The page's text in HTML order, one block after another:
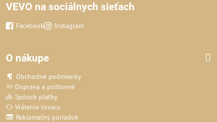
VEVO na sociálnych sieťach
Facebook Instagram
O nákupe
Obchodné podmienky
Doprava a poštovné
Spôsob platby
Vrátenie tovaru
Reklamačný poriadok